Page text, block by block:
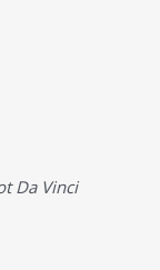
Da Vinci